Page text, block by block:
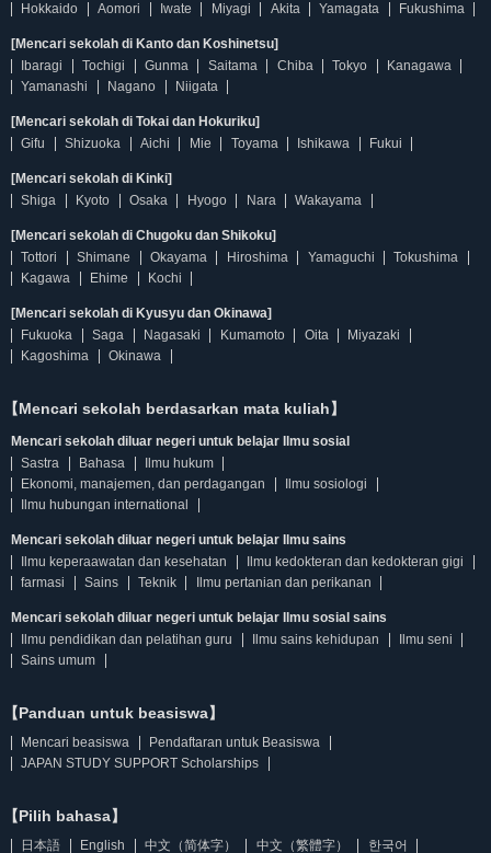
Hokkaido
Aomori Iwate Miyagi Akita Yamagata Fukushima
[Mencari sekolah di Kanto dan Koshinetsu]
Ibaragi
Tochigi Gunma Saitama Chiba Tokyo
Kanagawa
Yamanashi
Nagano Niigata
[Mencari sekolah di Tokai dan Hokuriku]
Gifu
Shizuoka Aichi Mie Toyama Ishikawa Fukui
[Mencari sekolah di Kinki]
Shiga
Kyoto Osaka Hyogo Nara Wakayama
[Mencari sekolah di Chugoku dan Shikoku]
Tottori
Shimane Okayama Hiroshima Yamaguchi
Tokushima
Kagawa
Ehime Kochi
[Mencari sekolah di Kyusyu dan Okinawa]
Fukuoka
Saga Nagasaki Kumamoto Oita
Miyazaki
Kagoshima
Okinawa
【Mencari sekolah berdasarkan mata kuliah】
Mencari sekolah diluar negeri untuk belajar Ilmu sosial
Sastra
Bahasa
Ilmu hukum
Ekonomi, manajemen, dan perdagangan
Ilmu sosiologi
Ilmu hubungan international
Mencari sekolah diluar negeri untuk belajar Ilmu sains
Ilmu keperaawatan dan kesehatan
Ilmu kedokteran dan kedokteran gigi
farmasi
Sains Teknik Ilmu pertanian dan perikanan
Mencari sekolah diluar negeri untuk belajar Ilmu sosial sains
Ilmu pendidikan dan pelatihan guru
Ilmu sains kehidupan
Ilmu seni
Sains umum
【Panduan untuk beasiswa】
Mencari beasiswa
Pendaftaran untuk Beasiswa
JAPAN STUDY SUPPORT Scholarships
【Pilih bahasa】
日本語 English 中文（简体字） 中文（繁體字） 한국어